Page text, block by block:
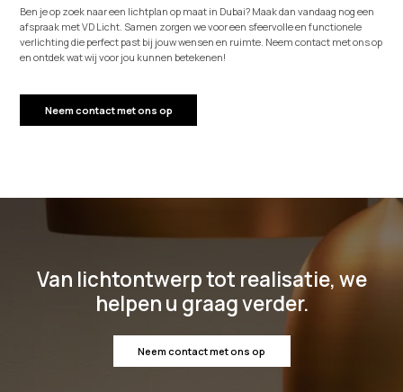
Ben je op zoek naar een lichtplan op maat in Dubai? Maak dan vandaag nog een
afspraak met VD Licht. Samen zorgen we voor een sfeervolle en functionele
verlichting die perfect past bij jouw wensen en ruimte. Neem contact met ons op
en ontdek wat wij voor jou kunnen betekenen!
Neem contact met ons op
Van lichtontwerp tot realisatie, we
helpen u graag verder.
Neem contact met ons op